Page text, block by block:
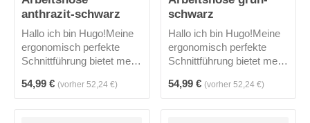
anthrazit-schwarz
Hallo ich bin Hugo!Meine
ergonomisch perfekte
Schnittführung bietet mehr
verstellbarer Hosenbund
und die Knieverstärkung
Regulärer Preis:
54,99 € (vorher 52,24 €)
schwarz
Hallo ich bin Hugo!Meine
ergonomisch perfekte
Schnittführung bietet mehr
verstellbarer Hosenbund
und die Knieverstärkung
Regulärer Preis:
54,99 € (vorher 52,24 €)